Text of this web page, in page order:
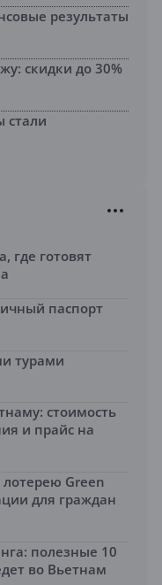
результаты
скидки до 30%
стали
где готовят
паспорт
турами
стоимость
и прайс на
лотерею Green
для граждан
полезные 10
во Вьетнам